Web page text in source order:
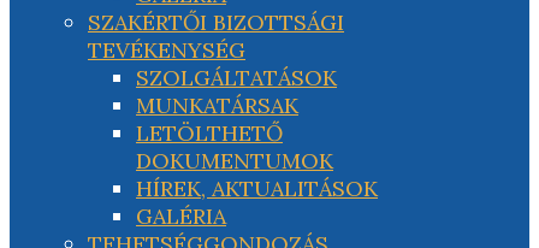
SZAKÉRTŐI BIZOTTSÁGI
TEVÉKENYSÉG
SZOLGÁLTATÁSOK
MUNKATÁRSAK
LETÖLTHETŐ
DOKUMENTUMOK
HÍREK, AKTUALITÁSOK
GALÉRIA